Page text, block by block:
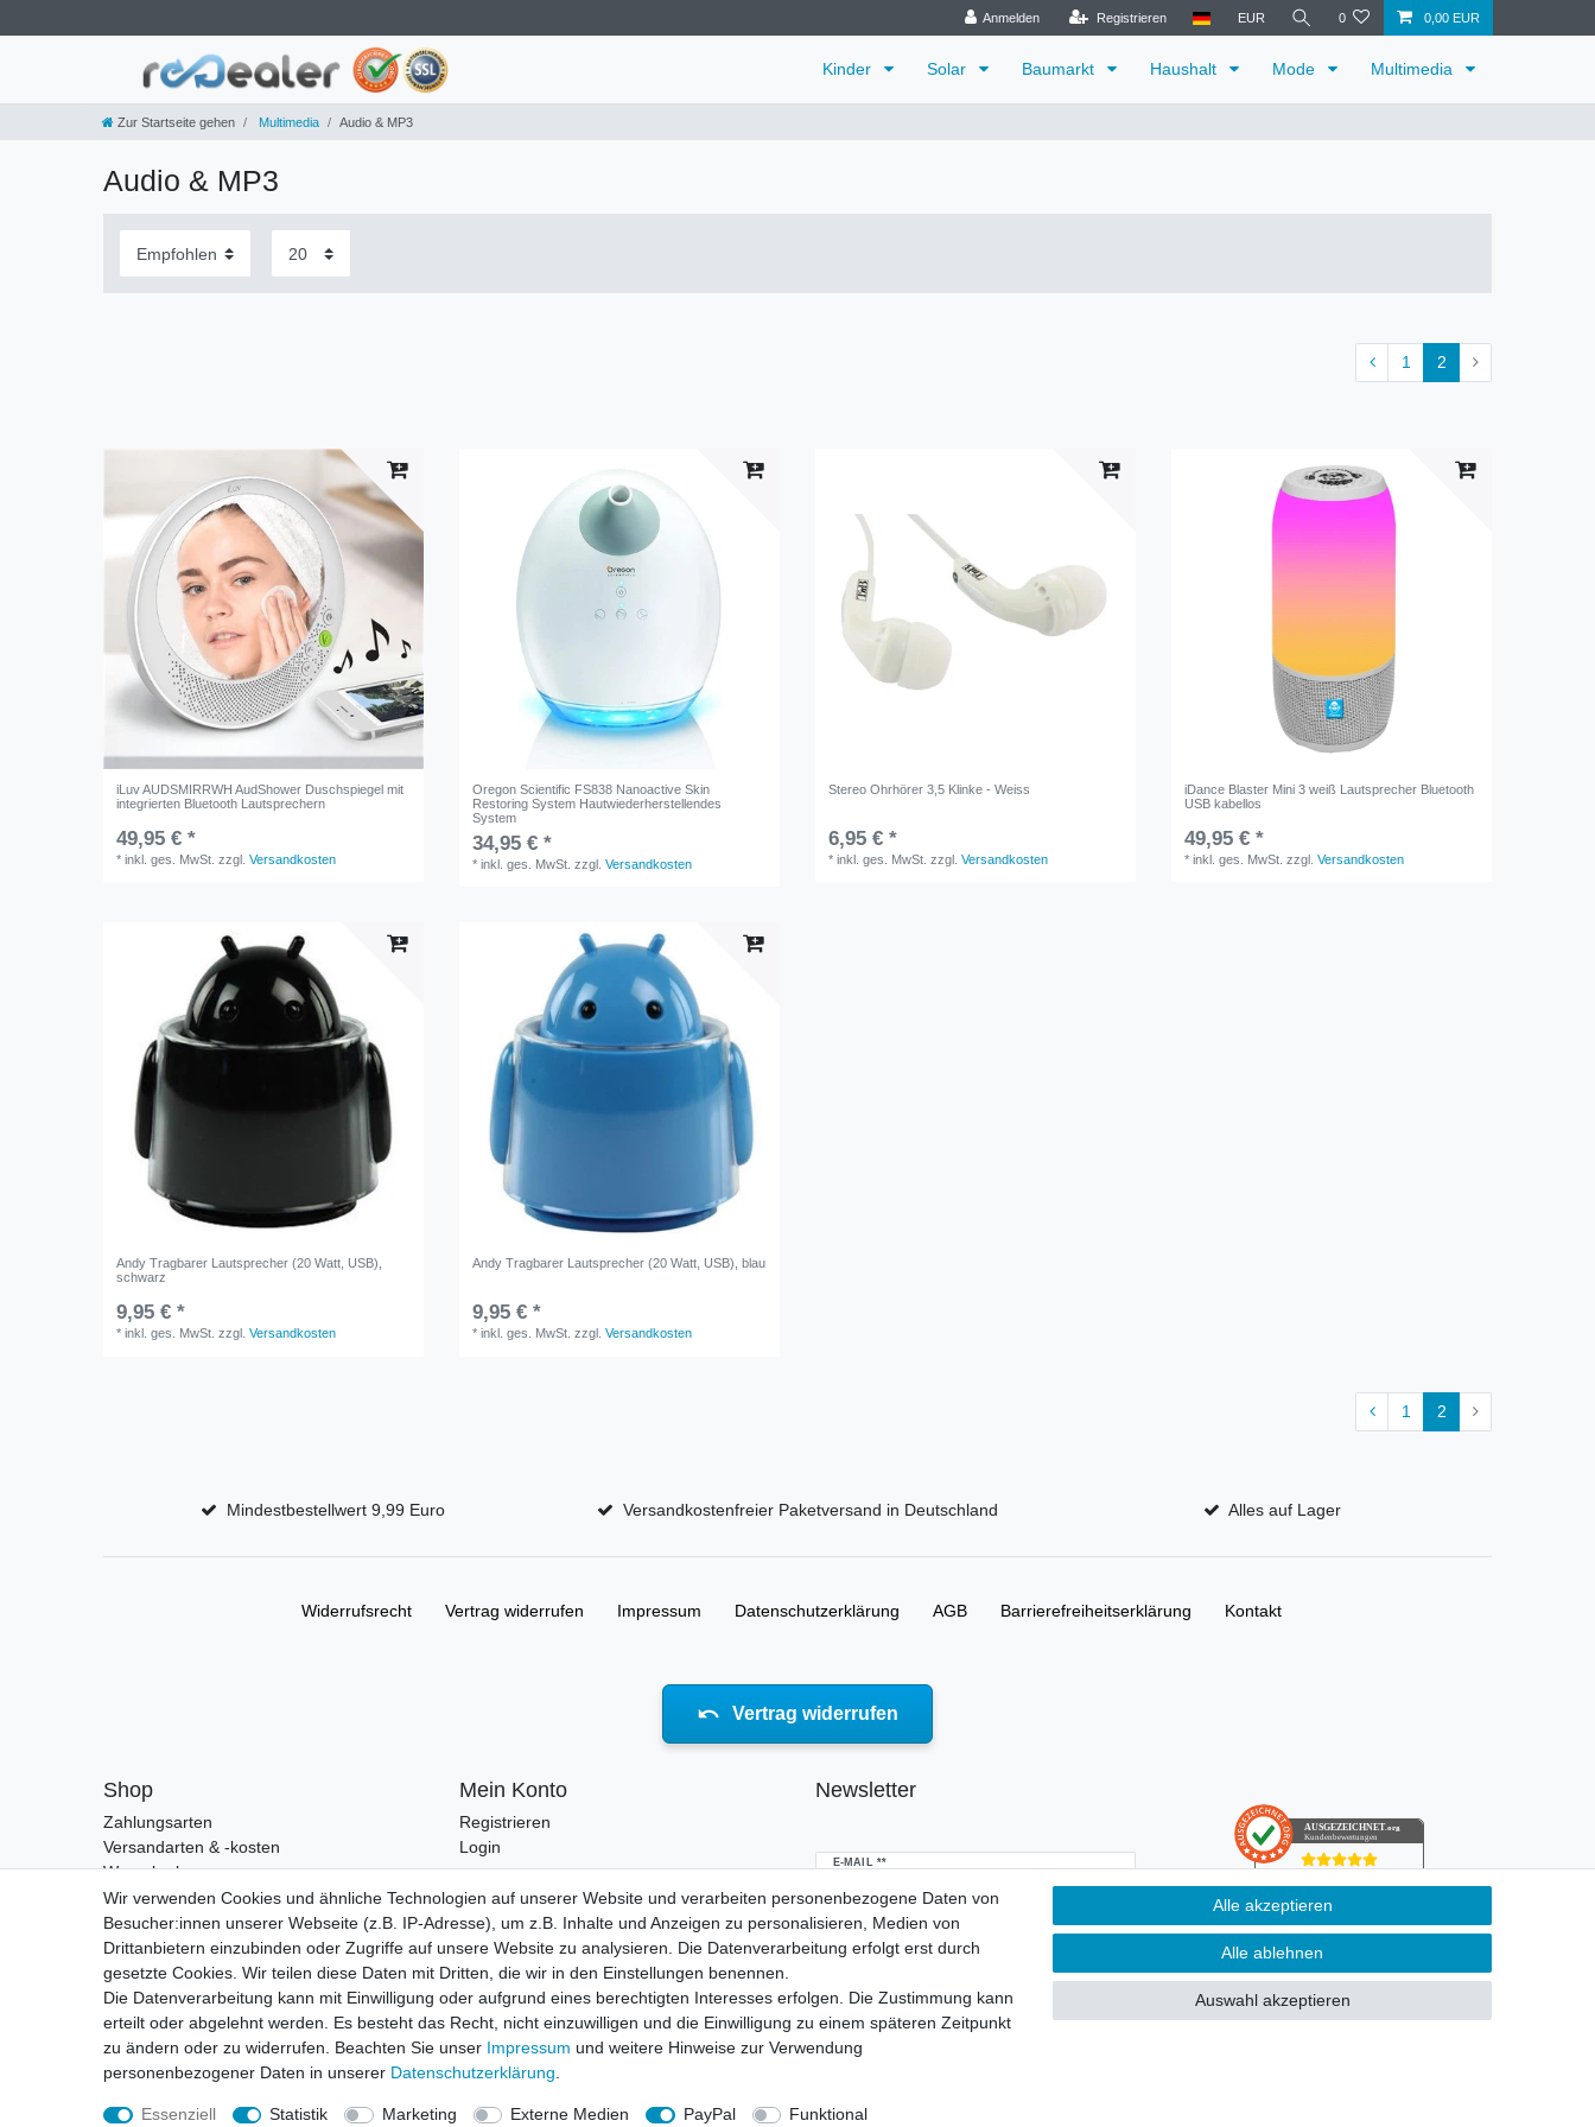
Anmelden Registrieren EUR 0 0,00 EUR
Kinder Solar Baumarkt Haushalt Mode Multimedia
Zur Startseite gehen Multimedia Audio & MP3
Audio & MP3
1 2
iLuv AUDSMIRRWH AudShower Duschspiegel mit
integrierten Bluetooth Lautsprechern
49,95 € *
*inkl. ges. MwSt. zzgl.Versandkosten
Oregon Scientific FS838 Nanoactive Skin
Restoring System Hautwiederherstellendes
System
34,95 € *
*inkl. ges. MwSt. zzgl.Versandkosten
Stereo Ohrhörer 3,5 Klinke - Weiss
6,95 € *
*inkl. ges. MwSt. zzgl.Versandkosten
iDance Blaster Mini 3 weiß Lautsprecher Bluetooth
USB kabellos
49,95 € *
*inkl. ges. MwSt. zzgl.Versandkosten
Andy Tragbarer Lautsprecher (20 Watt, USB),
schwarz
9,95 € *
*inkl. ges. MwSt. zzgl.Versandkosten
Andy Tragbarer Lautsprecher (20 Watt, USB), blau
9,95 € *
*inkl. ges. MwSt. zzgl.Versandkosten
1 2
Mindestbestellwert 9,99 Euro Versandkostenfreier Paketversand in Deutschland Alles auf Lager
Widerrufs­recht Vertrag widerrufen Impressum Daten­schutz­erklärung AGB Barrierefreiheitserklärung Kontakt
Vertrag widerrufen
Shop
Zahlungsarten
Versandarten & -kosten
Warenkorb
Zur Kasse
Mein Konto
Registrieren
Login
Newsletter
E-MAIL **
Newsletter
Hiermit bestätige ich, dass ich die
Daten­schutz­
erklärunggelesen habe. Meine Einwilligung kann ich
Abonnieren
AUSGEZEICHNET.org
Kundenbewertungen
SEHR GUT
4.91
68.357 Bewertungen
amazon.de
Wir verwenden Cookies und ähnliche Technologien auf unserer Website und verarbeiten personenbezogene Daten von
Besucher:innen unserer Webseite (z.B. IP-Adresse), um z.B. Inhalte und Anzeigen zu personalisieren, Medien von
Drittanbietern einzubinden oder Zugriffe auf unsere Website zu analysieren. Die Datenverarbeitung erfolgt erst durch
gesetzte Cookies. Wir teilen diese Daten mit Dritten, die wir in den Einstellungen benennen.
Die Datenverarbeitung kann mit Einwilligung oder aufgrund eines berechtigten Interesses erfolgen. Die Zustimmung kann
erteilt oder abgelehnt werden. Es besteht das Recht, nicht einzuwilligen und die Einwilligung zu einem späteren Zeitpunkt
zu ändern oder zu widerrufen. Beachten Sie unser Impressum und weitere Hinweise zur Verwendung
personenbezogener Daten in unserer Daten­schutz­erklärung
Essenziell Statistik Marketing Externe Medien PayPal Funktional
Alle akzeptieren
Alle ablehnen
Auswahl akzeptieren